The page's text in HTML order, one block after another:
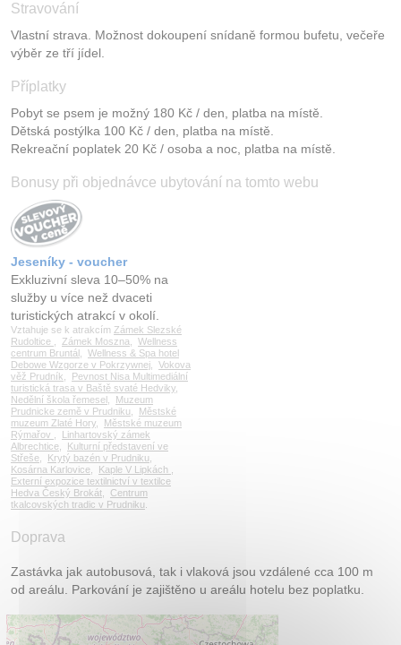
Stravování
Vlastní strava. Možnost dokoupení snídaně formou bufetu, večeře
výběr ze tří jídel.
Příplatky
Pobyt se psem je možný 180 Kč / den, platba na místě.
Dětská postýlka 100 Kč / den, platba na místě.
Rekreační poplatek 20 Kč / osoba a noc, platba na místě.
Bonusy při objednávce ubytování na tomto webu
Jeseníky - voucher
Exkluzivní sleva 10–50% na
služby u více než dvaceti
turistických atrakcí v okolí.
Vztahuje se k atrakcím Zámek Slezské
Rudoltice , Zámek Moszna, Wellness
centrum Bruntál , Wellness & Spa hotel
Debowe Wzgorze v Pokrzywnej, Vokova
věž Prudník,
Pevnost Nisa Multimediální
turistická trasa v Baště svaté Hedviky,
Nedělní škola řemesel ,
Muzeum
Prudnicke země v Prudniku,
Městské
muzeum Zlaté Hory,
Městské muzeum
Rýmařov ,
Linhartovský zámek
Albrechtice,
Kulturní představení ve
Střeše, Krytý bazén v Prudniku,
Kosárna Karlovice, Kaple V Lipkách ,
Externí expozice textilnictví v textilce
Hedva Český Brokát, Centrum
tkalcovských tradic v Prudniku.
Doprava
Zastávka jak autobusová, tak i vlaková jsou vzdálené cca 100 m
od areálu. Parkování je zajištěno u areálu hotelu bez poplatku.